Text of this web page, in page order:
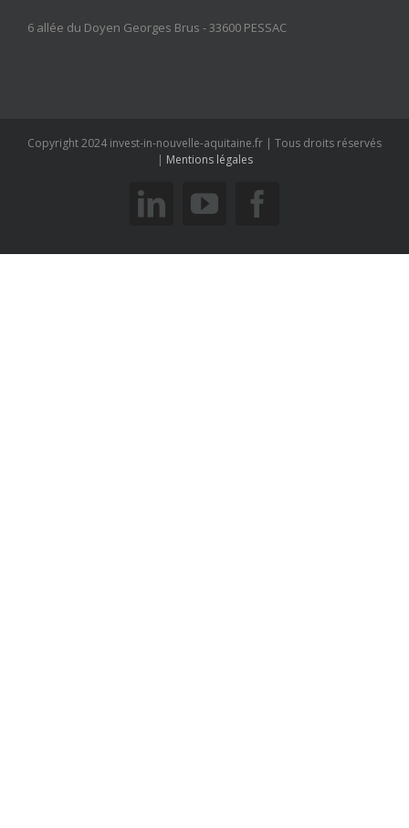
6 allée du Doyen Georges Brus - 33600 PESSAC
Copyright 2024 invest-in-nouvelle-aquitaine.fr | Tous droits réservés
| Mentions légales
linkedinyoutube